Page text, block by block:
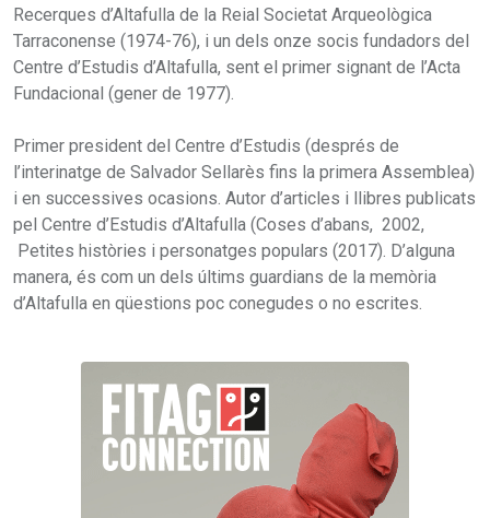
Recerques d’Altafulla de la Reial Societat Arqueològica
Tarraconense (1974-76), i un dels onze socis fundadors del
Centre d’Estudis d’Altafulla, sent el primer signant de l’Acta
Fundacional (gener de 1977).
Primer president del Centre d’Estudis (després de
l’interinatge de Salvador Sellarès fins la primera Assemblea)
i en successives ocasions. Autor d’articles i llibres publicats
pel Centre d’Estudis d’Altafulla (Coses d’abans, 2002,
Petites històries i personatges populars (2017). D’alguna
manera, és com un dels últims guardians de la memòria
d’Altafulla en qüestions poc conegudes o no escrites.